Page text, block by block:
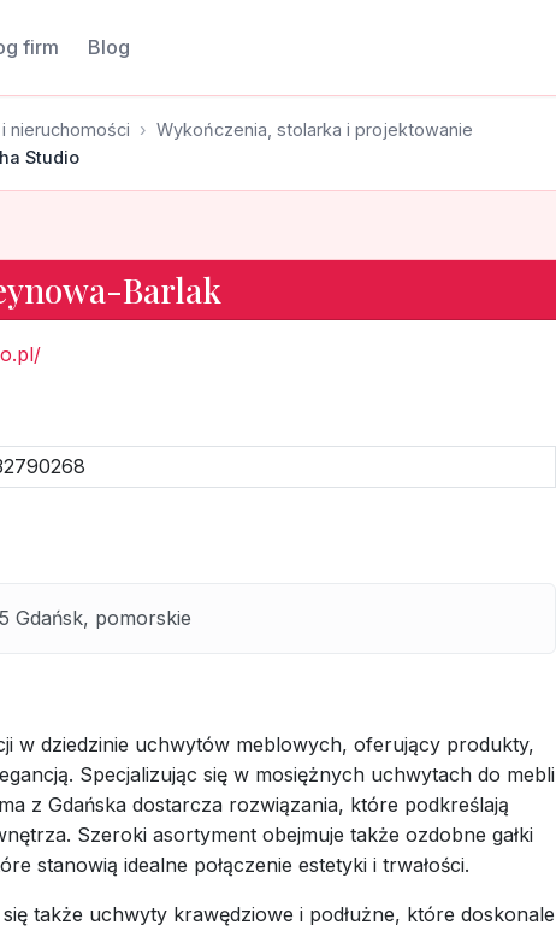
firm Blog
nieruchomości
Wykończenia, stolarka i projektowanie
Studio
Barlak
Gdańsk, pomorskie
w dziedzinie uchwytów meblowych, oferujący produkty,
Specjalizując się w mosiężnych uchwytach do mebli
z Gdańska dostarcza rozwiązania, które podkreślają
Szeroki asortyment obejmuje także ozdobne gałki
stanowią idealne połączenie estetyki i trwałości.
także uchwyty krawędziowe i podłużne, które doskonale